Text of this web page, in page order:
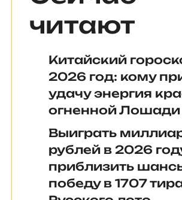
читают
Китайский
2026 год: кому
удачу энергия
огненной Лошади
Выиграть
рублей в 2026
приблизить
победу в 1707